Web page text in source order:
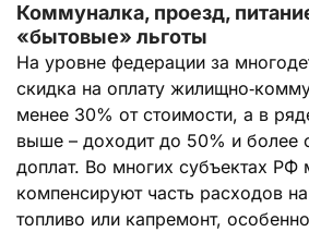
Коммуналка, проезд,
«бытовые» льготы
На уровне федерации за
скидка на оплату
менее 30% от стоимости, а в
выше – доходит до 50% и более
доплат. Во многих субъектах РФ
компенсируют часть расходов
топливо или капремонт,